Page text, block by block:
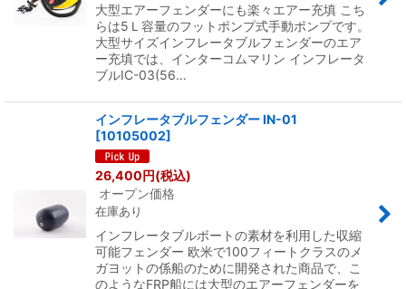
大型エアーフェンダーにも楽々エアー充填 こち
らは5Ｌ容量のフットポンプ式手動ポンプです。
大型サイズインフレータブルフェンダーのエア
ー充填では、インターコムマリン インフレータ
ブルIC-03(56…
インフレータブルフェンダー IN-01
[10105002]
26,400円(税込)
オープン価格
在庫あり
インフレータブルボートの素材を利用した収縮
可能フェンダー 欧米で100フィートクラスのメ
ガヨットの係船のために開発された商品で、こ
のようなFRP船には大型のエアーフェンダーを